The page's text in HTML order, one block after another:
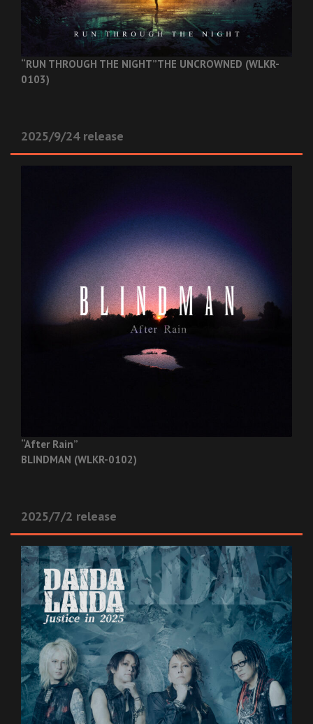
“RUN THROUGH THE NIGHT”THE UNCROWNED (WLKR-
0103)
2025/9/24 release
“After Rain”
BLINDMAN (WLKR-0102)
2025/7/2 release